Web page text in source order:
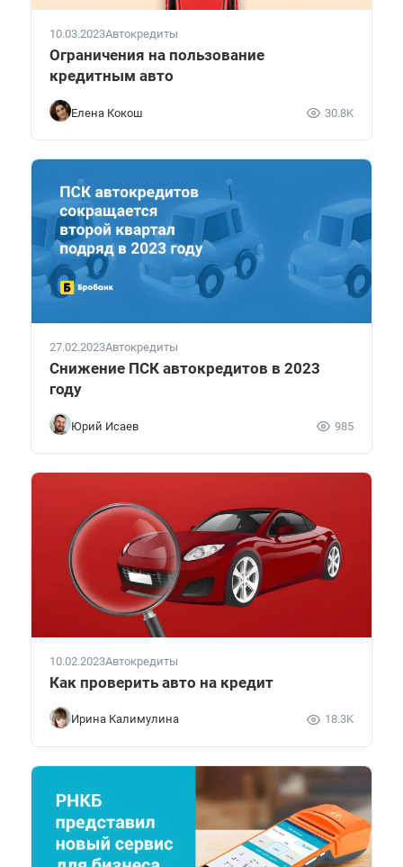
10.03.2023Автокредиты
Ограничения на пользование
кредитным авто
Елена Кокош 30.8K
27.02.2023Автокредиты
Снижение ПСК автокредитов в 2023
году
Юрий Исаев 985
10.02.2023Автокредиты
Как проверить авто на кредит
Ирина Калимулина 18.3K